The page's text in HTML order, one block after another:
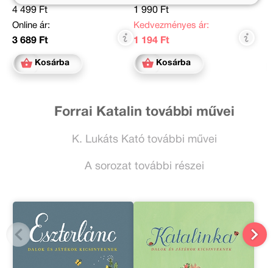
4 499 Ft
Online ár:
3 689 Ft
Kosárba
1 990 Ft
Kedvezményes ár:
1 194 Ft
Kosárba
Forrai Katalin további művei
K. Lukáts Kató további művei
A sorozat további részei